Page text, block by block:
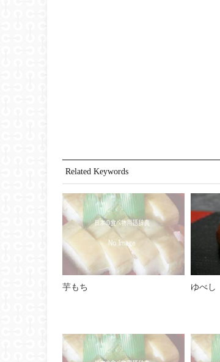
Related Keywords
芋もち ゆべし